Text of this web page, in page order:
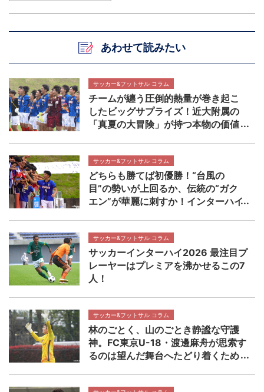
あわせて読みたい
サッカー&フットサル コラム
チームが纏う圧倒的熱量が巻き起こ
したビッグサプライズ！近大附属の
「真夏の大冒険」が持つ本物の価値
サッカー&フットサル コラム
どちらも勝てば初優勝！“台風の
目”の勢いが上回るか、伝統の“ガク
エン”が華麗に刺すか！インターハイ
サッカー&フットサル コラム
サッカーインターハイ2026 最注目プ
レーヤーはプレミアを沸かせるこの7
人！
サッカー&フットサル コラム
林のごとく、山のごとき静謐な守護
神。FC東京U-18・渡邊麻舟が思索す
るのは望んだ舞台へたどり着くため